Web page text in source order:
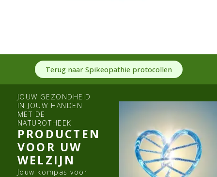
Terug naar Spikeopathie protocollen
JOUW GEZONDHEID
IN JOUW HANDEN
MET DE
NATUROTHEEK
PRODUCTEN
VOOR UW
WELZIJN
Jouw kompas voor